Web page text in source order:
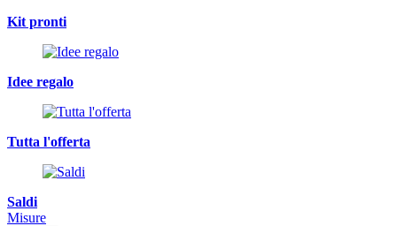
Kit pronti
Idee regalo
Tutta l'offerta
Saldi
Misure